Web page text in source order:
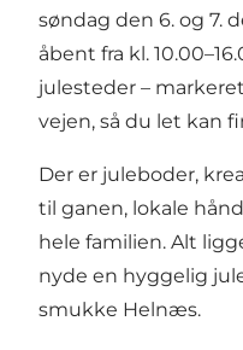
søndag den 6. og 7.
åbent fra kl.
julesteder –
vejen, så du let kan
Der er juleboder,
til ganen, lokale
hele familien. Alt
nyde en hyggelig
smukke Helnæs.